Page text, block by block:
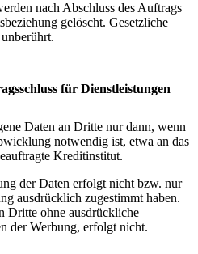
nach Abschluss des Auftrags
gelöscht. Gesetzliche
für Dienstleistungen
Daten an Dritte nur dann, wenn
notwendig ist, etwa an das
Kreditinstitut.
der Daten erfolgt nicht bzw. nur
ausdrücklich zugestimmt haben.
Dritte ohne ausdrückliche
der Werbung, erfolgt nicht.